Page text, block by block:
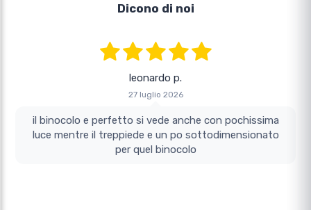
Dicono di noi
leonardo p.
27 luglio 2026
il binocolo e perfetto si vede anche con pochissima
luce mentre il treppiede e un po sottodimensionato
per quel binocolo